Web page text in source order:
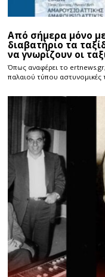
Από σήμερα μόνο
διαβατήριο τα
να γνωρίζουν οι
Όπως αναφέρει το ertnews.gr,
παλαιού τύπου αστυνομικές